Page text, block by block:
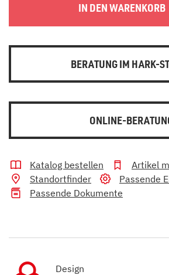
IN DEN WARENKORB
BERATUNG IM HARK-
ONLINE-
Katalog bestellen
Artikel
Standortfinder
Passende
Passende Dokumente
Design